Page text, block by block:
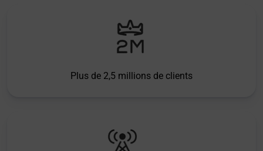
Plus de 2,5 millions de clients